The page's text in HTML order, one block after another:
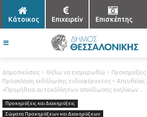
Κάτοικος Επιχειρείν Επισκέπτης
Δημοσιεύσεις Θέλω να ενημερωθώ
Προκηρύξεις
Πρόσκληση εκδήλωσης ενδιαφέροντος – Απευθείας
«Προμήθεια αυτοκόλλητων απινίδωσης ενηλίκων...
Προκηρύξεις και Διακηρύξεις
Σώματα Προκηρύξεων και Διακηρύξεων